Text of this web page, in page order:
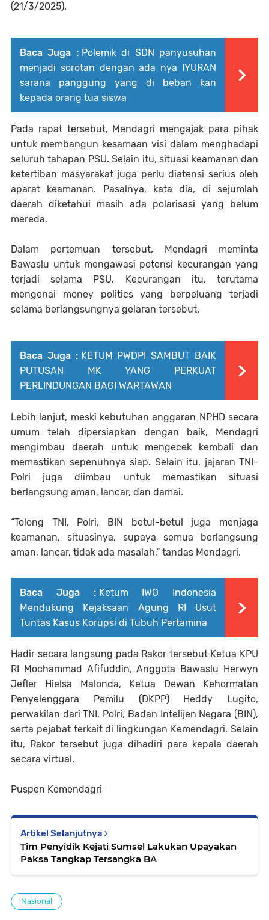
(21/3/2025).
Baca Juga : Polemik di SDN panyusuhan
menjadi sorotan dengan ada nya IYURAN
sarana panggung yang di beban kan
kepada orang tua siswa
Pada rapat tersebut, Mendagri mengajak para pihak
untuk membangun kesamaan visi dalam menghadapi
seluruh tahapan PSU. Selain itu, situasi keamanan dan
ketertiban masyarakat juga perlu diatensi serius oleh
aparat keamanan. Pasalnya, kata dia, di sejumlah
daerah diketahui masih ada polarisasi yang belum
mereda.
Dalam pertemuan tersebut, Mendagri meminta
Bawaslu untuk mengawasi potensi kecurangan yang
terjadi selama PSU. Kecurangan itu, terutama
mengenai money politics yang berpeluang terjadi
selama berlangsungnya gelaran tersebut.
Baca Juga : KETUM PWDPI SAMBUT BAIK
PUTUSAN MK YANG PERKUAT
PERLINDUNGAN BAGI WARTAWAN
Lebih lanjut, meski kebutuhan anggaran NPHD secara
umum telah dipersiapkan dengan baik, Mendagri
mengimbau daerah untuk mengecek kembali dan
memastikan sepenuhnya siap. Selain itu, jajaran TNI-
Polri juga diimbau untuk memastikan situasi
berlangsung aman, lancar, dan damai.
“Tolong TNI, Polri, BIN betul-betul juga menjaga
keamanan, situasinya, supaya semua berlangsung
aman, lancar, tidak ada masalah,” tandas Mendagri.
Baca Juga : Ketum IWO Indonesia
Mendukung Kejaksaan Agung RI Usut
Tuntas Kasus Korupsi di Tubuh Pertamina
Hadir secara langsung pada Rakor tersebut Ketua KPU
RI Mochammad Afifuddin, Anggota Bawaslu Herwyn
Jefler Hielsa Malonda, Ketua Dewan Kehormatan
Penyelenggara Pemilu (DKPP) Heddy Lugito,
perwakilan dari TNI, Polri, Badan Intelijen Negara (BIN),
serta pejabat terkait di lingkungan Kemendagri. Selain
itu, Rakor tersebut juga dihadiri para kepala daerah
secara virtual.
Puspen Kemendagri
Artikel Selanjutnya
Tim Penyidik Kejati Sumsel Lakukan Upayakan
Paksa Tangkap Tersangka BA
Nasional